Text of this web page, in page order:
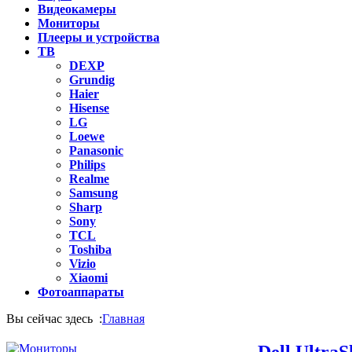
Видеокамеры
Мониторы
Плееры и устройства
ТВ
DEXP
Grundig
Haier
Hisense
LG
Loewe
Panasonic
Philips
Realme
Samsung
Sharp
Sony
TCL
Toshiba
Vizio
Xiaomi
Фотоаппараты
Вы сейчас здесь :Главная